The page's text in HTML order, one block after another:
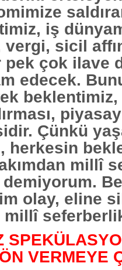
iş
vergi, sicil
pek çok ilave
edecek.
Çünkü
herkesin
millî
olay, eline
millî
VERMEYE